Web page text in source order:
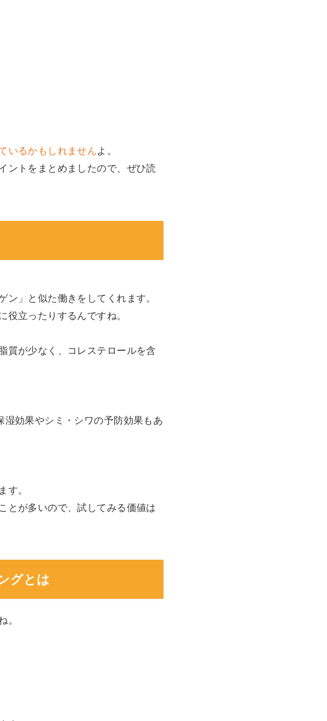
いるかもしれませんよ。
ントをまとめましたので、ぜひ読
ン」と似た働きをしてくれます。
立ったりするんですね。
質が少なく、コレステロールを含
効果やシミ・シワの予防効果もあ
す。
とが多いので、試してみる価値は
グとは
。